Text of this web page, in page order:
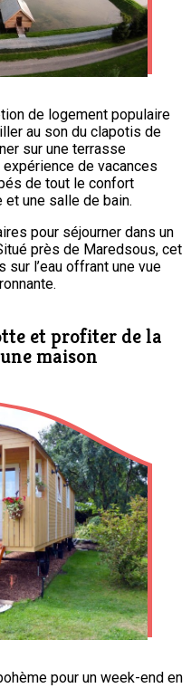
de logement populaire
au son du clapotis de
sur une terrasse
de vacances
de tout le confort
une salle de bain.
pour séjourner dans un
près de Maredsous, cet
l’eau offrant une vue
et profiter de la
maison
pour un week-end en